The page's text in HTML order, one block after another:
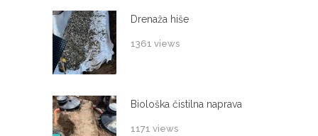
Drenaža hiše
1361 views
Biološka čistilna naprava
1171 views